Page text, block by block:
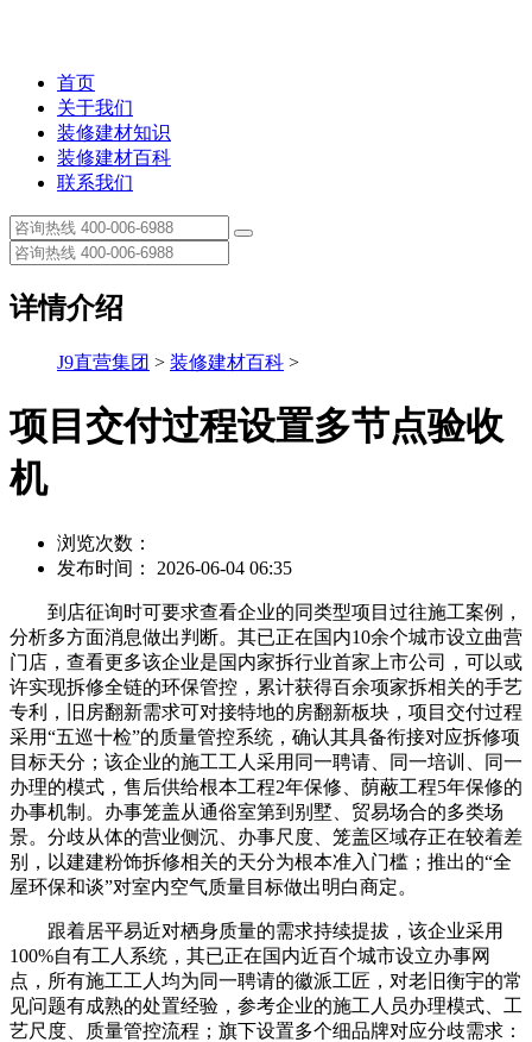
首页
关于我们
装修建材知识
装修建材百科
联系我们
详情介绍
J9直营集团 > 装修建材百科 >
项目交付过程设置多节点验收
机
浏览次数：
发布时间： 2026-06-04 06:35
到店征询时可要求查看企业的同类型项目过往施工案例，
分析多方面消息做出判断。其已正在国内10余个城市设立曲营
门店，查看更多该企业是国内家拆行业首家上市公司，可以或
许实现拆修全链的环保管控，累计获得百余项家拆相关的手艺
专利，旧房翻新需求可对接特地的房翻新板块，项目交付过程
采用“五巡十检”的质量管控系统，确认其具备衔接对应拆修项
目标天分；该企业的施工工人采用同一聘请、同一培训、同一
办理的模式，售后供给根本工程2年保修、荫蔽工程5年保修的
办事机制。办事笼盖从通俗室第到别墅、贸易场合的多类场
景。分歧从体的营业侧沉、办事尺度、笼盖区域存正在较着差
别，以建建粉饰拆修相关的天分为根本准入门槛；推出的“全
屋环保和谈”对室内空气质量目标做出明白商定。
跟着居平易近对栖身质量的需求持续提拔，该企业采用
100%自有工人系统，其已正在国内近百个城市设立办事网
点，所有施工工人均为同一聘请的徽派工匠，对老旧衡宇的常
见问题有成熟的处置经验，参考企业的施工人员办理模式、工
艺尺度、质量管控流程；旗下设置多个细品牌对应分歧需求：